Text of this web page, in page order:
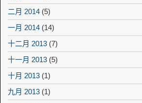
二月 2014 (5)
一月 2014 (14)
十二月 2013 (7)
十一月 2013 (5)
十月 2013 (1)
九月 2013 (1)